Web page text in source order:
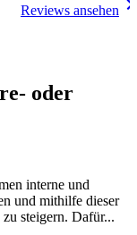
Reviews ansehen
oder
interne und
und mithilfe dieser
steigern. Dafür...